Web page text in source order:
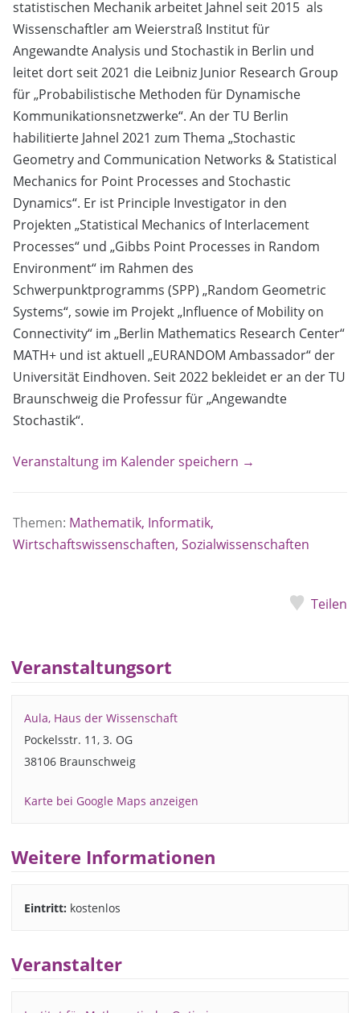
statistischen Mechanik arbeitet Jahnel seit 2015 als
Wissenschaftler am Weierstraß Institut für
Angewandte Analysis und Stochastik in Berlin und
leitet dort seit 2021 die Leibniz Junior Research Group
für „Probabilistische Methoden für Dynamische
Kommunikationsnetzwerke“. An der TU Berlin
habilitierte Jahnel 2021 zum Thema „Stochastic
Geometry and Communication Networks & Statistical
Mechanics for Point Processes and Stochastic
Dynamics“. Er ist Principle Investigator in den
Projekten „Statistical Mechanics of Interlacement
Processes“ und „Gibbs Point Processes in Random
Environment“ im Rahmen des
Schwerpunktprogramms (SPP) „Random Geometric
Systems“, sowie im Projekt „Influence of Mobility on
Connectivity“ im „Berlin Mathematics Research Center“
MATH+ und ist aktuell „EURANDOM Ambassador“ der
Universität Eindhoven. Seit 2022 bekleidet er an der TU
Braunschweig die Professur für „Angewandte
Stochastik“.
Veranstaltung im Kalender speichern →
Themen: Mathematik, Informatik,
Wirtschaftswissenschaften, Sozialwissenschaften
Teilen
Veranstaltungsort
Aula, Haus der Wissenschaft
Pockelsstr. 11, 3. OG
38106 Braunschweig
Karte bei Google Maps anzeigen
Weitere Informationen
Eintritt: kostenlos
Veranstalter